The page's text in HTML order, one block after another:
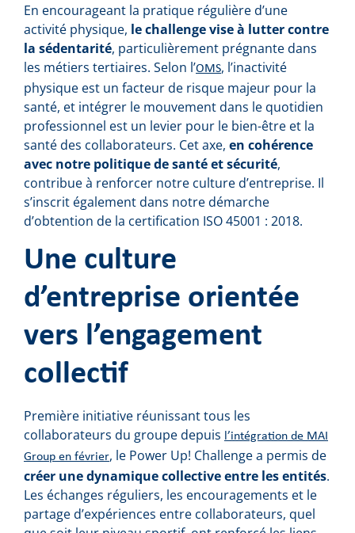
En encourageant la pratique régulière d’une
activité physique, le challenge vise à lutter contre
la sédentarité, particulièrement prégnante dans
les métiers tertiaires. Selon l’OMS, l’inactivité
physique est un facteur de risque majeur pour la
santé, et intégrer le mouvement dans le quotidien
professionnel est un levier pour le bien-être et la
santé des collaborateurs. Cet axe, en cohérence
avec notre politique de santé et sécurité,
contribue à renforcer notre culture d’entreprise. Il
s’inscrit également dans notre démarche
d’obtention de la certification ISO 45001 : 2018.
Une culture
d’entreprise orientée
vers l’engagement
collectif
Première initiative réunissant tous les
collaborateurs du groupe depuis l’intégration de MAI
Group en février, le Power Up! Challenge a permis de
créer une dynamique collective entre les entités.
Les échanges réguliers, les encouragements et le
partage d’expériences entre collaborateurs, quel